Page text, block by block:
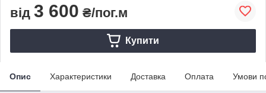
від 3 600 ₴/пог.м
Купити
Опис Характеристики Доставка Оплата Умови